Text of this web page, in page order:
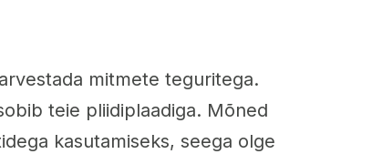
mitmete teguritega.
teie pliidiplaadiga. Mõned
kasutamiseks, seega olge